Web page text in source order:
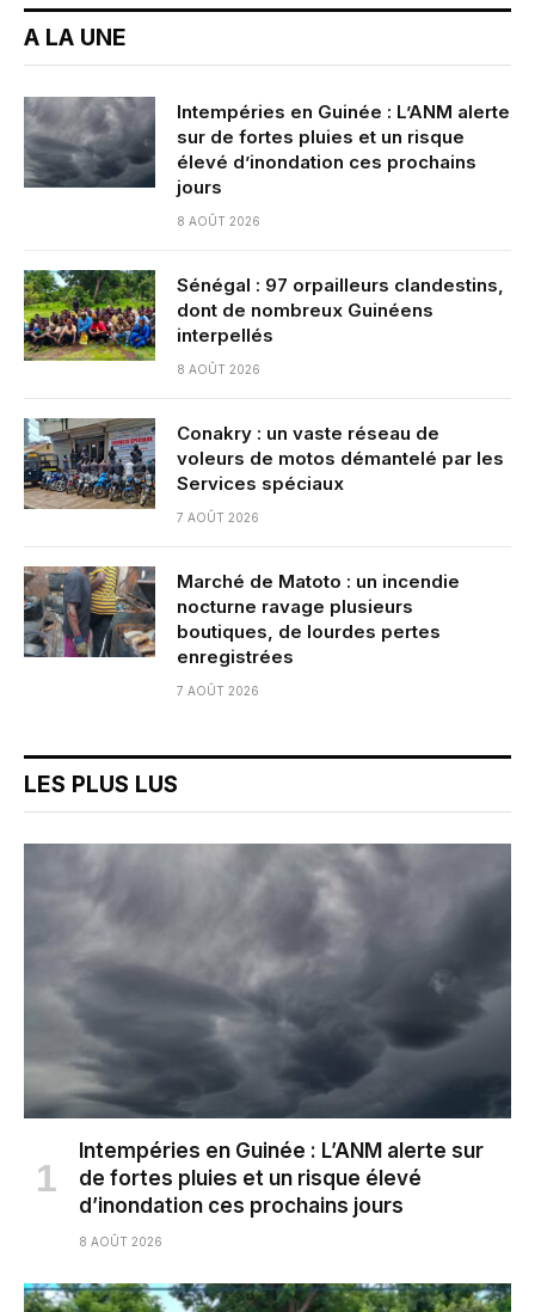
A LA UNE
Intempéries en Guinée : L’ANM alerte
sur de fortes pluies et un risque
élevé d’inondation ces prochains
jours
8 AOÛT 2026
Sénégal : 97 orpailleurs clandestins,
dont de nombreux Guinéens
interpellés
8 AOÛT 2026
Conakry : un vaste réseau de
voleurs de motos démantelé par les
Services spéciaux
7 AOÛT 2026
Marché de Matoto : un incendie
nocturne ravage plusieurs
boutiques, de lourdes pertes
enregistrées
7 AOÛT 2026
LES PLUS LUS
Intempéries en Guinée : L’ANM alerte sur
de fortes pluies et un risque élevé
d’inondation ces prochains jours
8 AOÛT 2026